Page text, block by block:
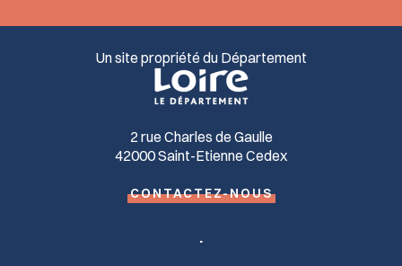
Un site propriété du Département
2 rue Charles de Gaulle
42000 Saint-Etienne Cedex
CONTACTEZ-NOUS
.